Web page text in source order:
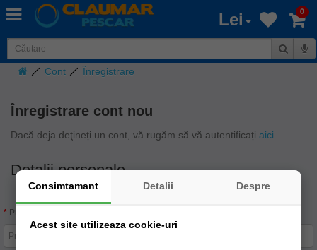
Lei 0
Cont Înregistrare
Înregistrare cont nou
Dacă deja deţineți un cont, vă rugăm să vă autentificați aici
Detalii personale
Prenume:
Consimtamant Detalii Despre
Acest site utilizeaza cookie-uri